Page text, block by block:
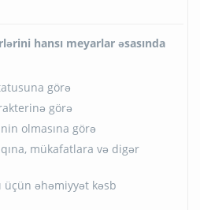
hansı meyarlar əsasında
görə
görə
olmasına görə
mükafatlara və digər
üçün əhəmiyyət kəsb